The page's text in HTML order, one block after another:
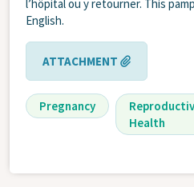
l’hôpital ou y retourner. This
English.
ATTACHMENT
Pregnancy
Health